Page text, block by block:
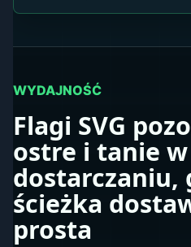
WYDAJNOŚĆ
Flagi SVG
ostre i tanie w
dostarczaniu,
ścieżka
prosta